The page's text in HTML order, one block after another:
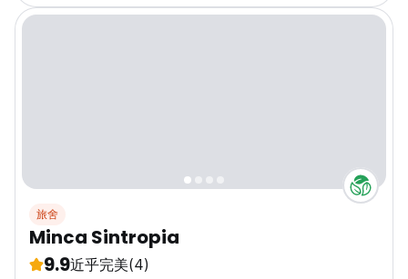
旅舍
Minca Sintropia
9.9近乎完美(4)